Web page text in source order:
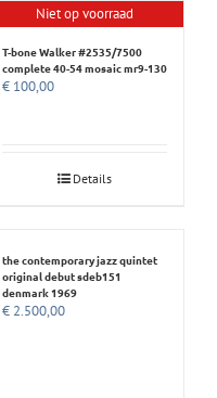
Niet op voorraad
T-bone Walker #2535/7500
complete 40-54 mosaic mr9-130
€ 100,00
Details
the contemporary jazz quintet
original debut sdeb151
denmark 1969
€ 2.500,00